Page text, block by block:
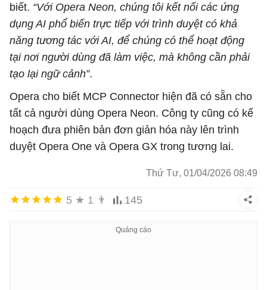
biết. “Với Opera Neon, chúng tôi kết nối các ứng
dụng AI phổ biến trực tiếp với trình duyệt có khả
năng tương tác với AI, để chúng có thể hoạt động
tại nơi người dùng đã làm việc, mà không cần phải
tạo lại ngữ cảnh”.
Opera cho biết MCP Connector hiện đã có sẵn cho
tất cả người dùng Opera Neon. Công ty cũng có kế
hoạch đưa phiên bản đơn giản hóa này lên trình
duyệt Opera One và Opera GX trong tương lai.
Thứ Tư, 01/04/2026 08:49
5 ★ 1 👨 145